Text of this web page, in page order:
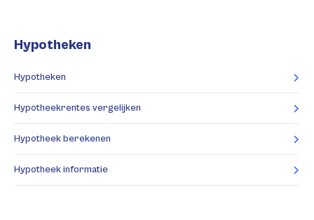
Hypotheken
Hypotheken
Hypotheekrentes vergelijken
Hypotheek berekenen
Hypotheek informatie